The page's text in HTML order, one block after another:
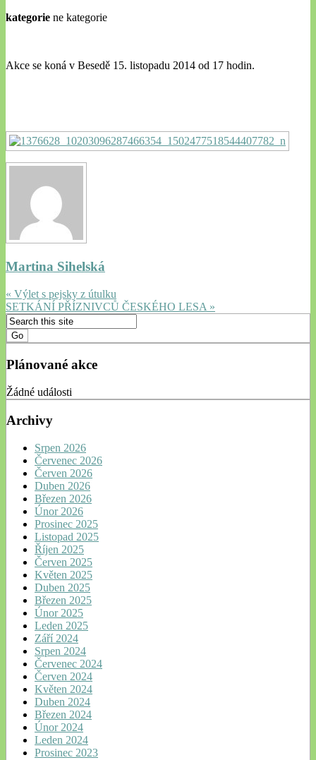
kategorie ne kategorie
Akce se koná v Besedě 15. listopadu 2014 od 17 hodin.
Martina Sihelská
« Výlet s pejsky z útulku
SETKÁNÍ PŘÍZNIVCŮ ČESKÉHO LESA »
Plánované akce
Žádné události
Archivy
Srpen 2026
Červenec 2026
Červen 2026
Duben 2026
Březen 2026
Únor 2026
Prosinec 2025
Listopad 2025
Říjen 2025
Červen 2025
Květen 2025
Duben 2025
Březen 2025
Únor 2025
Leden 2025
Září 2024
Srpen 2024
Červenec 2024
Červen 2024
Květen 2024
Duben 2024
Březen 2024
Únor 2024
Leden 2024
Prosinec 2023